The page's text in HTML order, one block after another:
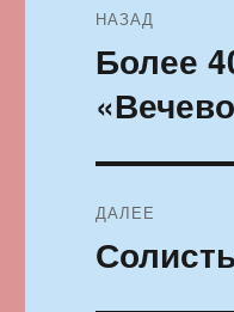
по
записям
НАЗАД
Предыдущая
Более
ДАЛЕЕ
Следующая